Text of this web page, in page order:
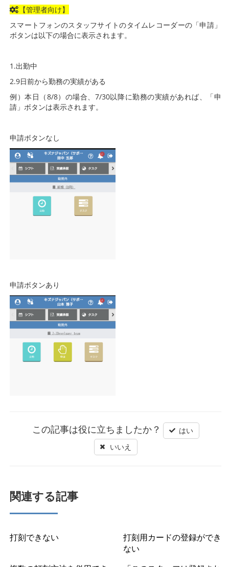
【管理者向け】
スマートフォンのスタッフサイトのタイムレコーダーの「申請」
ボタンは以下の場合に表示されます。
1.出勤中
2.9日前から勤務の実績がある
例）本日（8/8）の場合、7/30以降に勤務の実績があれば、「申
請」ボタンは表示されます。
申請ボタンなし
申請ボタンあり
この記事は役に立ちましたか？
はい
いいえ
関連する記事
打刻できない
打刻用カードの登録ができ
ない